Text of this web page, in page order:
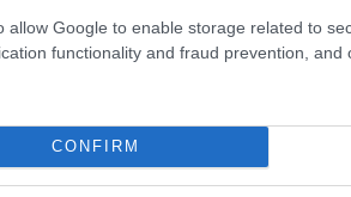
allow Google to enable storage related to
functionality and fraud prevention, and
CONFIRM
γεννήθηκε, τα Ιωάννινα, τα οποία
τρεις κόρες του που απέκτησε